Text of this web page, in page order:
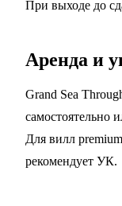
При выходе до
Аренда и
Grand Sea
самостоятельно
Для вилл
рекомендует УК.